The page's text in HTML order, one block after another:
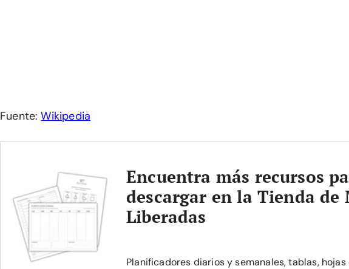
Fuente:Wikipedia
Encuentra más recursos
descargar en la Tienda de
Liberadas
Planificadores diarios y semanales, tablas,